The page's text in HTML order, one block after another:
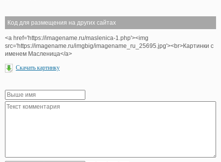
Код для размещения на других сайтах
<a href='https://imagename.ru/maslenica-1.php'><img
src='https://imagename.ru/imgbig/imagename_ru_25695.jpg'><br>Картинки с
именем Масленица</a>
Скачать картинку